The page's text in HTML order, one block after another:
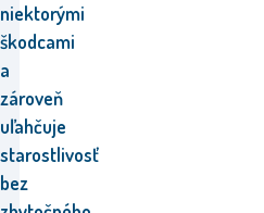
niektorými
škodcami
a
zároveň
uľahčuje
starostlivosť
bez